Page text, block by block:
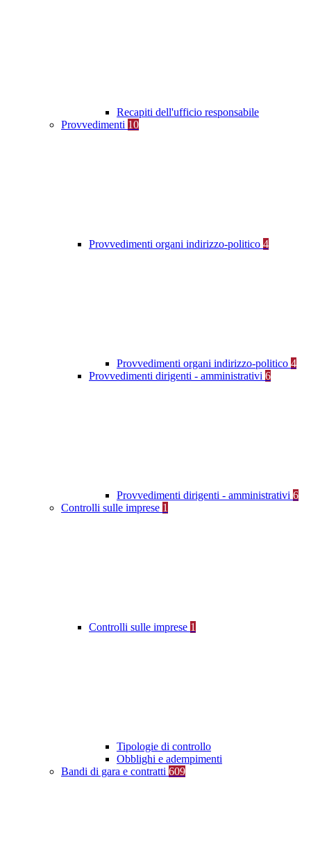
Recapiti dell'ufficio responsabile
Provvedimenti 10
Provvedimenti organi indirizzo-politico 4
Provvedimenti organi indirizzo-politico 4
Provvedimenti dirigenti - amministrativi 6
Provvedimenti dirigenti - amministrativi 6
Controlli sulle imprese 1
Controlli sulle imprese 1
Tipologie di controllo
Obblighi e adempimenti
Bandi di gara e contratti 609